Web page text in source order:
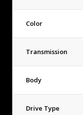
Color
Transmission
Body
Drive Type